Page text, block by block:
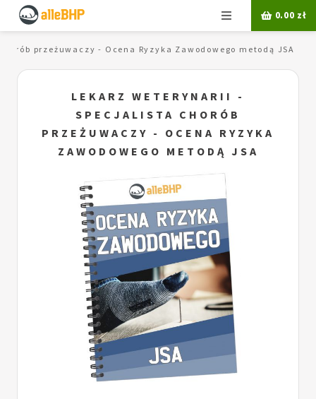
Menu 0.00 zł
przeżuwaczy - Ocena Ryzyka Zawodowego metodą JSA
LEKARZ WETERYNARII -
SPECJALISTA CHORÓB
PRZEŻUWACZY - OCENA RYZYKA
ZAWODOWEGO METODĄ JSA